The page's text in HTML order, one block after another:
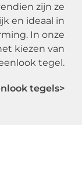
zijn ze
en ideaal in
In onze
kiezen van
tegel.
tegels>